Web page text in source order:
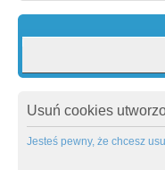
Usuń cookies
Jesteś pewny, że chcesz